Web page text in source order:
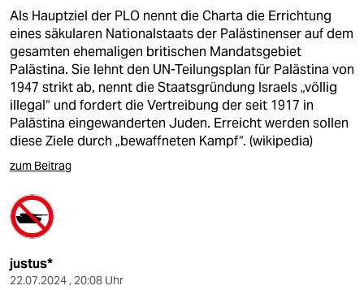
Als Hauptziel der PLO nennt die Charta die Errichtung
eines säkularen Nationalstaats der Palästinenser auf dem
gesamten ehemaligen britischen Mandatsgebiet
Palästina. Sie lehnt den UN-Teilungsplan für Palästina von
1947 strikt ab, nennt die Staatsgründung Israels „völlig
illegal“ und fordert die Vertreibung der seit 1917 in
Palästina eingewanderten Juden. Erreicht werden sollen
diese Ziele durch „bewaffneten Kampf“. (wikipedia)
zum Beitrag
justus*
22.07.2024 , 20:08 Uhr